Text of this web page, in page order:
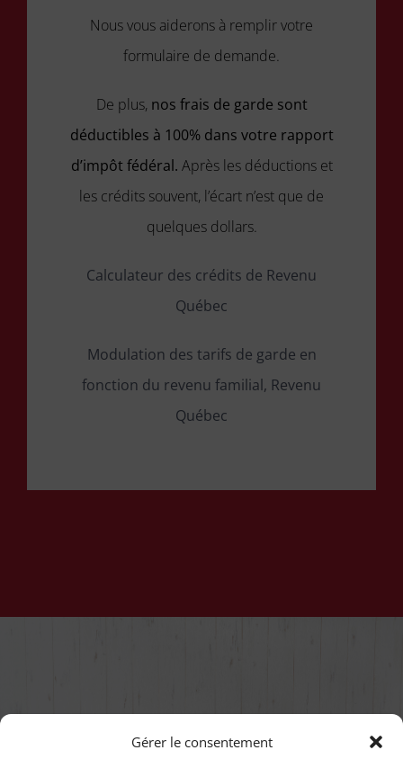
Gérer le consentement
Nous vous aiderons à remplir votre
formulaire de demande.
De plus, nos frais de garde sont
déductibles à 100% dans votre rapport
d’impôt fédéral. Après les déductions et
les crédits souvent, l’écart n’est que de
quelques dollars.
Calculateur des crédits de Revenu
Québec
Modulation des tarifs de garde en
fonction du revenu familial, Revenu
Québec